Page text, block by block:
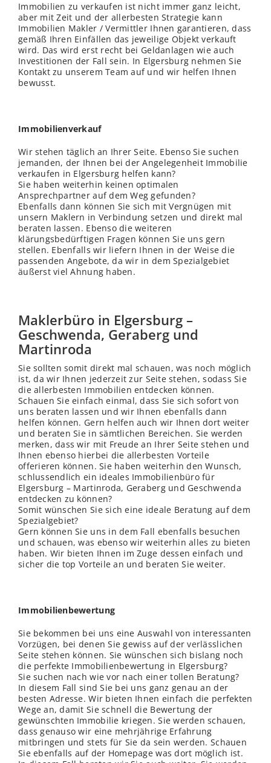
Immobilien zu verkaufen ist nicht immer ganz leicht,
aber mit Zeit und der allerbesten Strategie kann
Immobilien Makler / Vermittler Ihnen garantieren, dass
gemäß Ihren Einfällen das jeweilige Objekt verkauft
wird. Das wird erst recht bei Geldanlagen wie auch
Investitionen der Fall sein. In Elgersburg nehmen Sie
Kontakt zu unserem Team auf und wir helfen Ihnen
bewusst.
Immobilienverkauf
Wir stehen täglich an Ihrer Seite. Ebenso Sie suchen
jemanden, der Ihnen bei der Angelegenheit Immobilie
verkaufen in Elgersburg helfen kann?
Sie haben weiterhin keinen optimalen
Ansprechpartner auf dem Weg gefunden?
Ebenfalls dann können Sie sich mit Vergnügen mit
unsern Maklern in Verbindung setzen und direkt mal
beraten lassen. Ebenso die weiteren
klärungsbedürftigen Fragen können Sie uns gern
stellen. Ebenfalls wir liefern Ihnen in der Weise die
passenden Angebote, da wir in dem Spezialgebiet
äußerst viel Ahnung haben.
Maklerbüro in Elgersburg –
Geschwenda, Geraberg und
Martinroda
Sie sollten somit direkt mal schauen, was noch möglich
ist, da wir Ihnen jederzeit zur Seite stehen, sodass Sie
die allerbesten Immobilien entdecken können.
Schauen Sie einfach einmal, dass Sie sich sofort von
uns beraten lassen und wir Ihnen ebenfalls dann
helfen können. Gern helfen auch wir Ihnen dort weiter
und beraten Sie in sämtlichen Bereichen. Sie werden
merken, dass wir mit Freude an Ihrer Seite stehen und
Ihnen ebenso hierbei die allerbesten Vorteile
offerieren können. Sie haben weiterhin den Wunsch,
schlussendlich ein ideales Immobilienbüro für
Elgersburg – Martinroda, Geraberg und Geschwenda
entdecken zu können?
Somit wünschen Sie sich eine ideale Beratung auf dem
Spezialgebiet?
Gern können Sie uns in dem Fall ebenfalls besuchen
und schauen, was ebenso wir weiterhin alles zu bieten
haben. Wir bieten Ihnen im Zuge dessen einfach und
sicher die top Vorteile an und beraten Sie weiter.
Immobilienbewertung
Sie bekommen bei uns eine Auswahl von interessanten
Vorzügen, bei denen Sie gewiss auf derverlässlichen
Seite stehen können. Sie wünschen sich bislang noch
die perfekte Immobilienbewertung in Elgersburg?
Sie suchen nach wie vor nach einer tollen Beratung?
In diesem Fall sind Sie bei uns ganz genau an der
besten Adresse. Wir bieten Ihnen einfach die perfekten
Wege an, damit Sie schnell die Bewertung der
gewünschten Immobilie kriegen. Sie werden schauen,
dass genauso wir eine mehrjährige Erfahrung
mitbringen und stets für Sie da sein werden. Schauen
Sie ebenfalls auf der Homepage was dort möglich ist.